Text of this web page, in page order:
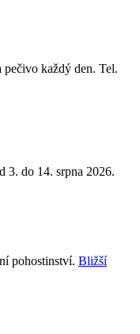
každý den. Tel.
3. do 14. srpna 2026.
pohostinství. Bližší